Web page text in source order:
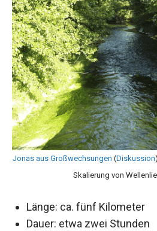
Jonas aus Großwechsungen (Diskussion
Skalierung von
Länge: ca. fünf Kilometer
Dauer: etwa zwei Stunden